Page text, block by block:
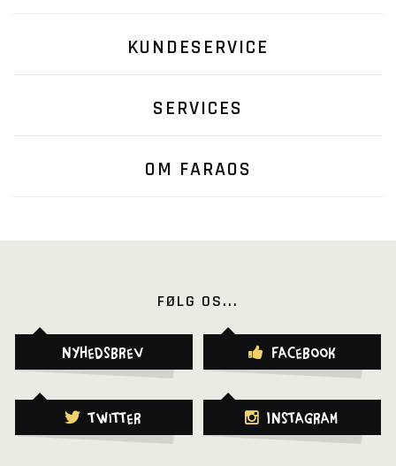
KUNDESERVICE
SERVICES
OM FARAOS
FØLG OS...
Nyhedsbrev Facebook
Twitter Instagram